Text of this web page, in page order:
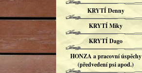
KRYTÍ Denny
KRYTÍ Miky
KRYTÍ Dago
HONZA a pracovní úspěchy
(předvedení psi apod.)